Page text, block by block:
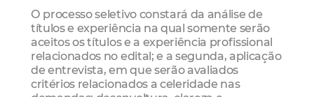
O processo seletivo constará da análise de
títulos e experiência na qual somente serão
aceitos os títulos e a experiência profissional
relacionados no edital; e a segunda, aplicação
de entrevista, em que serão avaliados
critérios relacionados a celeridade nas